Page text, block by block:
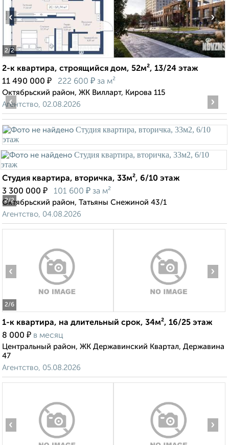
2/2
‹ ›
2-к квартира, строящийся дом, 52м², 13/24 этаж
11 490 000 ₽ 222 600 ₽ за м²
Октябрьский район, ЖК Вилларт, Кирова 115
Агентство, 02.08.2026
2/2
‹ ›
Студия квартира, вторичка, 33м², 6/10 этаж
3 300 000 ₽ 101 600 ₽ за м²
Октябрьский район, Татьяны Снежиной 43/1
Агентство, 04.08.2026
2/6
‹ ›
1-к квартира, на длительный срок, 34м², 16/25 этаж
8 000 ₽ в месяц
Центральный район, ЖК Державинский Квартал, Державина
47
Агентство, 05.08.2026
‹ ›